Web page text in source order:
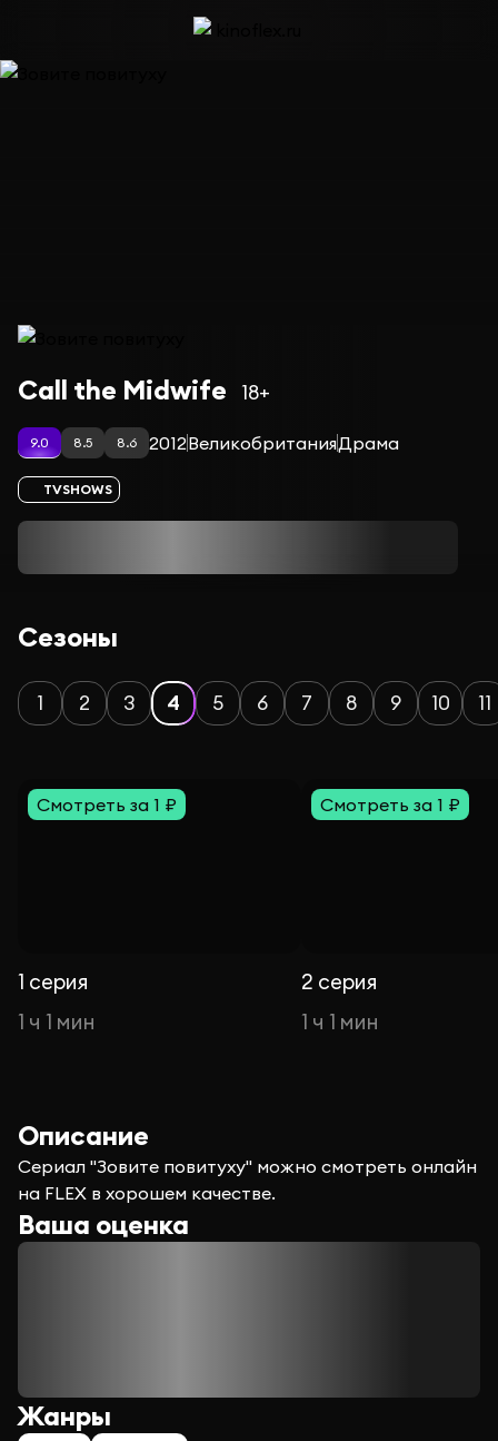
Сериал Зовите повитуху — сезон 4
Call the Midwife 18+
9.0 8.5 8.6 2012ВеликобританияДрама
TVSHOWS
Сезоны
1 2 3 4 5 6 7 8 9 10 11
Смотреть за 1 ₽
1 серия
1 ч 1 мин
Смотреть за 1 ₽
2 серия
1 ч 1 мин
Описание
Сериал "Зовите повитуху" можно смотреть онлайн
на FLEX в хорошем качестве.
Ваша оценка
Жанры